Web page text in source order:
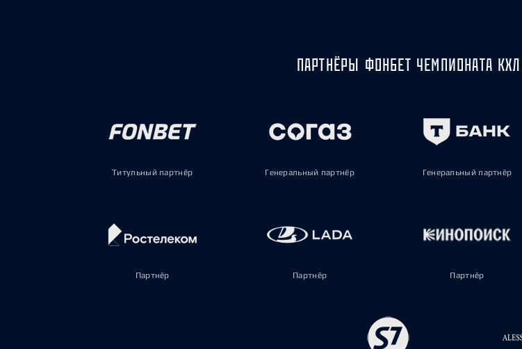
ПАРТНЁРЫ ФОНБЕТ ЧЕМПИОНАТА
Титульный партнёр Генеральный партнёр Генеральный партнёр
Партнёр Партнёр Партнёр